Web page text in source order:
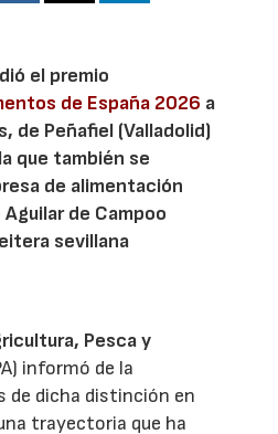
el premio
de España 2026 a
de Peñafiel (Valladolid)
que también se
de alimentación
de Campoo
sevillana
Pesca y
informó de la
de dicha distinción en
trayectoria que ha